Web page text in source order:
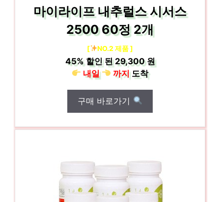
마이라이프 내추럴스 시서스
2500 60정 2개
[ NO.2 제품 ]
45%할인 된29,300 원
내일
까지도착
구매 바로가기